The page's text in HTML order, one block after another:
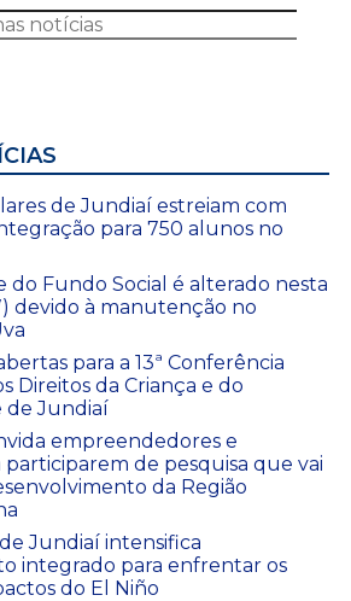
de Jundiaí estreiam com
para 750 alunos no
do Fundo Social é alterado nesta
devido à manutenção no
para a 13ª Conferência
Direitos da Criança e do
de Jundiaí
empreendedores e
de pesquisa que vai
da Região
Jundiaí intensifica
integrado para enfrentar os
do El Niño